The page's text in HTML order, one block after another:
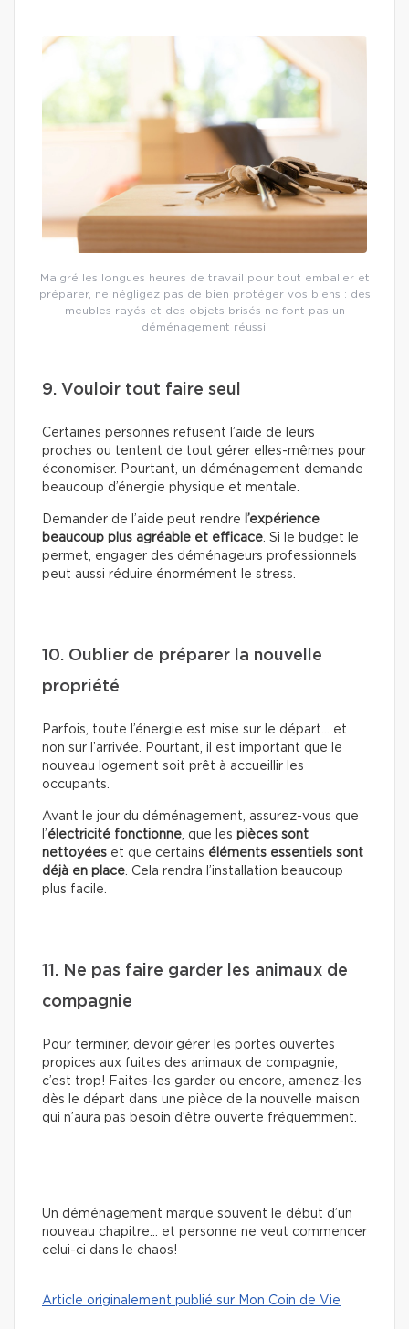
Malgré les longues heures de travail pour tout emballer et
préparer, ne négligez pas de bien protéger vos biens : des
meubles rayés et des objets brisés ne font pas un
déménagement réussi.
9. Vouloir tout faire seul
Certaines personnes refusent l’aide de leurs
proches ou tentent de tout gérer elles-mêmes pour
économiser. Pourtant, un déménagement demande
beaucoup d’énergie physique et mentale.
Demander de l’aide peut rendre l’expérience
beaucoup plus agréable et efficace. Si le budget le
permet, engager des déménageurs professionnels
peut aussi réduire énormément le stress.
10. Oublier de préparer la nouvelle
propriété
Parfois, toute l’énergie est mise sur le départ… et
non sur l’arrivée. Pourtant, il est important que le
nouveau logement soit prêt à accueillir les
occupants.
Avant le jour du déménagement, assurez-vous que
l’électricité fonctionne, que les pièces sont
nettoyées et que certains éléments essentiels sont
déjà en place. Cela rendra l’installation beaucoup
plus facile.
11. Ne pas faire garder les animaux de
compagnie
Pour terminer, devoir gérer les portes ouvertes
propices aux fuites des animaux de compagnie,
c’est trop! Faites-les garder ou encore, amenez-les
dès le départ dans une pièce de la nouvelle maison
qui n’aura pas besoin d’être ouverte fréquemment.
Un déménagement marque souvent le début d’un
nouveau chapitre… et personne ne veut commencer
celui-ci dans le chaos!
Article originalement publié sur Mon Coin de Vie